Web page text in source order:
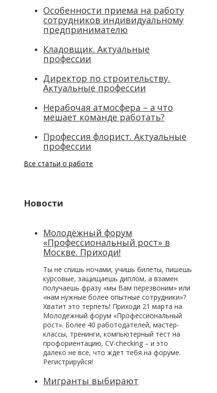
Особенности приема на работу
сотрудников индивидуальному
предпринимателю
Кладовщик. Актуальные
профессии
Директор по строительству.
Актуальные профессии
Нерабочая атмосфера – а что
мешает команде работать?
Профессия флорист. Актуальные
профессии
Все статьи о работе
Новости
Молодёжный форум
«Профессиональный рост» в
Москве. Приходи!
Ты не спишь ночами, учишь билеты, пишешь
курсовые, защищаешь диплом, а взамен
получаешь фразу «мы Вам перезвоним» или
«нам нужные более опытные сотрудники»?
Хватит это терпеть! Приходи 21 марта на
Молодежный форум «Профессиональный
рост». Более 40 работодателей, мастер-
классы, тренинги, компьютерный тест на
профориентацию, CV-checking – и это
далеко не все, что ждет тебя на форуме.
Регистрируйся!
Мигранты выбирают